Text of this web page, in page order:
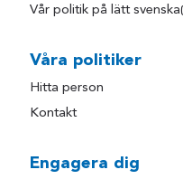
Vår politik på lätt svenska
Våra politiker
Hitta person
Kontakt
Engagera dig